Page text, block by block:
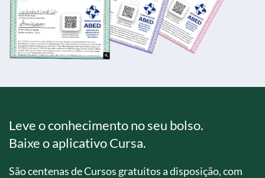
Leve o conhecimento no seu bolso.
Baixe o aplicativo Cursa.
São centenas de Cursos gratuitos a disposição, com